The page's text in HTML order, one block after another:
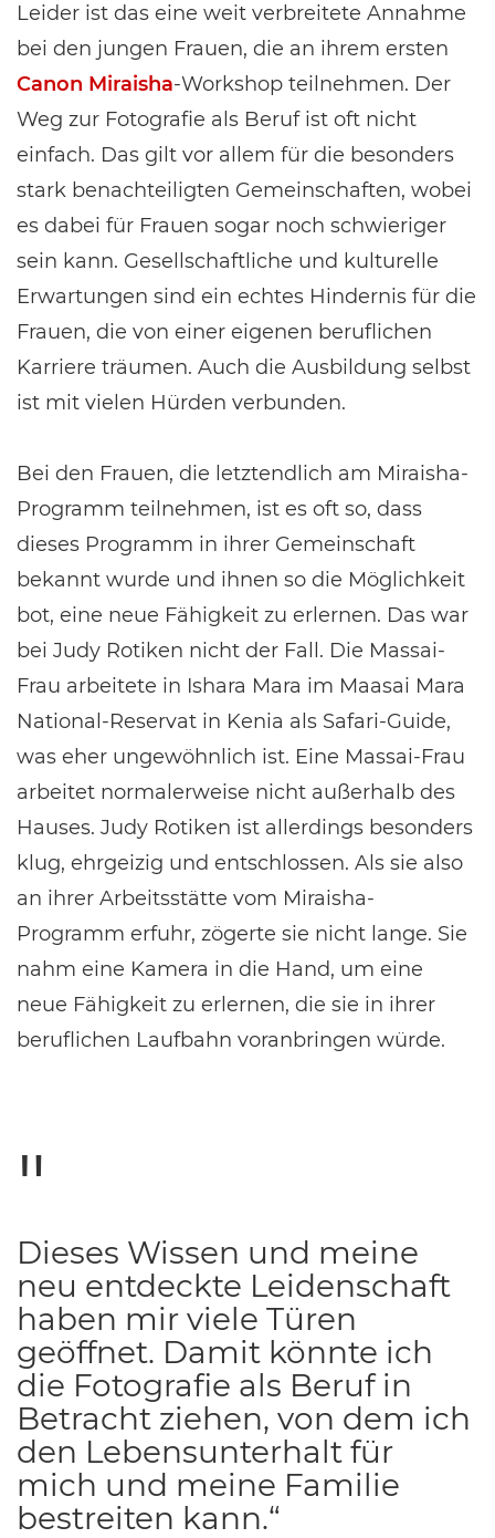
Leider ist das eine weit verbreitete Annahme
bei den jungen Frauen, die an ihrem ersten
Canon Miraisha-Workshop teilnehmen. Der
Weg zur Fotografie als Beruf ist oft nicht
einfach. Das gilt vor allem für die besonders
stark benachteiligten Gemeinschaften, wobei
es dabei für Frauen sogar noch schwieriger
sein kann. Gesellschaftliche und kulturelle
Erwartungen sind ein echtes Hindernis für die
Frauen, die von einer eigenen beruflichen
Karriere träumen. Auch die Ausbildung selbst
ist mit vielen Hürden verbunden.
Bei den Frauen, die letztendlich am Miraisha-
Programm teilnehmen, ist es oft so, dass
dieses Programm in ihrer Gemeinschaft
bekannt wurde und ihnen so die Möglichkeit
bot, eine neue Fähigkeit zu erlernen. Das war
bei Judy Rotiken nicht der Fall. Die Massai-
Frau arbeitete in Ishara Mara im Maasai Mara
National-Reservat in Kenia als Safari-Guide,
was eher ungewöhnlich ist. Eine Massai-Frau
arbeitet normalerweise nicht außerhalb des
Hauses. Judy Rotiken ist allerdings besonders
klug, ehrgeizig und entschlossen. Als sie also
an ihrer Arbeitsstätte vom Miraisha-
Programm erfuhr, zögerte sie nicht lange. Sie
nahm eine Kamera in die Hand, um eine
neue Fähigkeit zu erlernen, die sie in ihrer
beruflichen Laufbahn voranbringen würde.
Dieses Wissen und meine
neu entdeckte Leidenschaft
haben mir viele Türen
geöffnet. Damit könnte ich
die Fotografie als Beruf in
Betracht ziehen, von dem ich
den Lebensunterhalt für
mich und meine Familie
bestreiten kann.“